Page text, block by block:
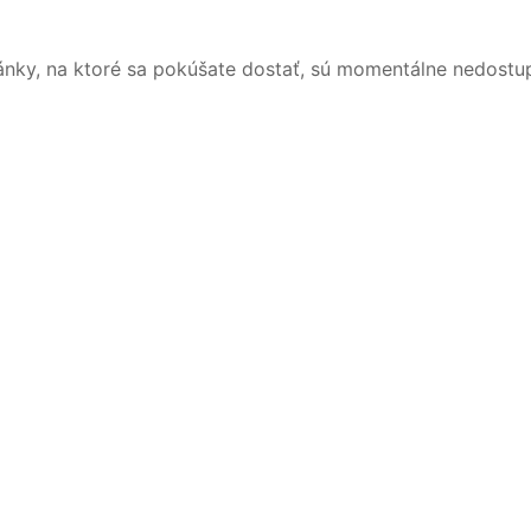
na ktoré sa pokúšate dostať, sú momentálne